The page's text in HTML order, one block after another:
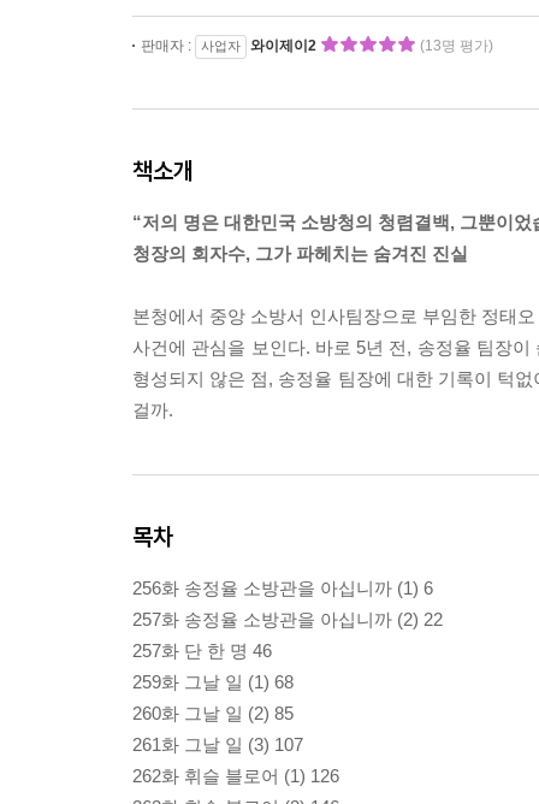
판매자 : 사업자 와이제이2 (13명 평가)
책소개
“저의 명은 대한민국 소방청의 청렴결백, 그뿐이었
청장의 회자수, 그가 파헤치는 숨겨진 진실
본청에서 중앙 소방서 인사팀장으로 부임한 정태
사건에 관심을 보인다. 바로 5년 전, 송정율 팀장이
형성되지 않은 점, 송정율 팀장에 대한 기록이 턱
걸까.
목차
256화 송정율 소방관을 아십니까 (1) 6
257화 송정율 소방관을 아십니까 (2) 22
257화 단 한 명 46
259화 그날 일 (1) 68
260화 그날 일 (2) 85
261화 그날 일 (3) 107
262화 휘슬 블로어 (1) 126